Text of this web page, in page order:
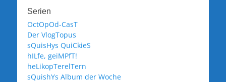
Serien
OctOpOd-CasT
Der VlogTopus
sQuisHys QuiCkieS
hILfe, geiMPfT!
heLikopTerelTern
sQuishYs Album der Woche